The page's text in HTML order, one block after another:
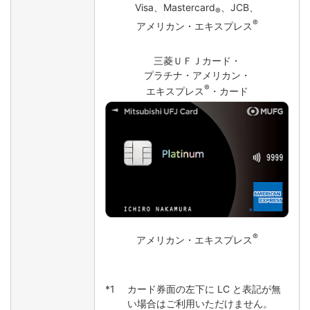
Visa、Mastercard®
、JCB、
アメリカン・エキスプレス ®
三菱ＵＦＪカード・
プラチナ・アメリカン・
エキスプレス®・カード
アメリカン・エキスプレス®
カード券面の左下に LC と表記が無
い場合はご利用いただけません。